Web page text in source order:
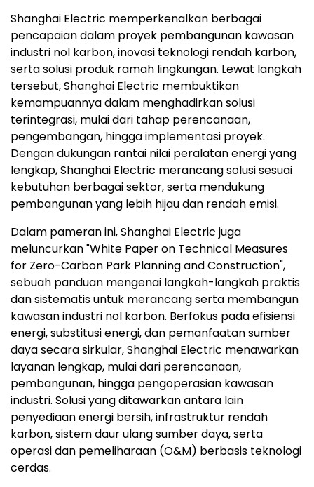
Shanghai Electric memperkenalkan berbagai
pencapaian dalam proyek pembangunan kawasan
industri nol karbon, inovasi teknologi rendah karbon,
serta solusi produk ramah lingkungan. Lewat langkah
tersebut, Shanghai Electric membuktikan
kemampuannya dalam menghadirkan solusi
terintegrasi, mulai dari tahap perencanaan,
pengembangan, hingga implementasi proyek.
Dengan dukungan rantai nilai peralatan energi yang
lengkap, Shanghai Electric merancang solusi sesuai
kebutuhan berbagai sektor, serta mendukung
pembangunan yang lebih hijau dan rendah emisi.
Dalam pameran ini, Shanghai Electric juga
meluncurkan "White Paper on Technical Measures
for Zero-Carbon Park Planning and Construction",
sebuah panduan mengenai langkah-langkah praktis
dan sistematis untuk merancang serta membangun
kawasan industri nol karbon. Berfokus pada efisiensi
energi, substitusi energi, dan pemanfaatan sumber
daya secara sirkular, Shanghai Electric menawarkan
layanan lengkap, mulai dari perencanaan,
pembangunan, hingga pengoperasian kawasan
industri. Solusi yang ditawarkan antara lain
penyediaan energi bersih, infrastruktur rendah
karbon, sistem daur ulang sumber daya, serta
operasi dan pemeliharaan (O&M) berbasis teknologi
cerdas.